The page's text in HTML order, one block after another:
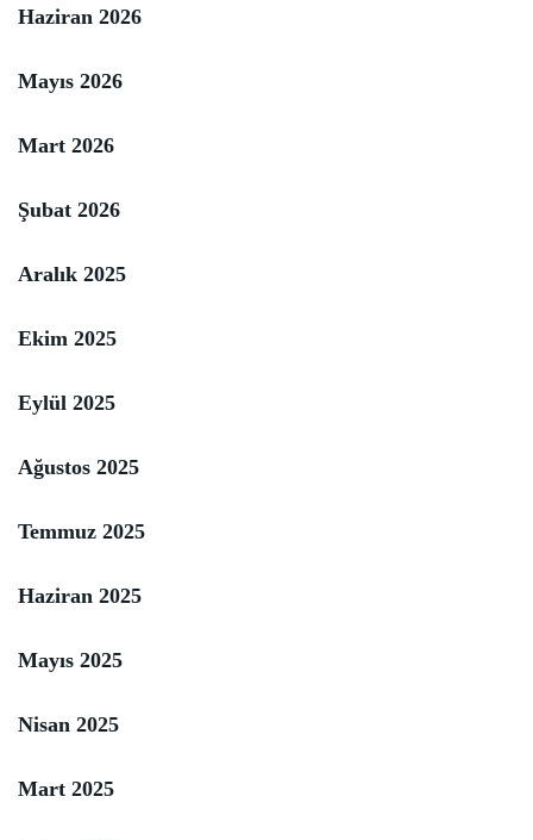
Haziran 2026
Mayıs 2026
Mart 2026
Şubat 2026
Aralık 2025
Ekim 2025
Eylül 2025
Ağustos 2025
Temmuz 2025
Haziran 2025
Mayıs 2025
Nisan 2025
Mart 2025